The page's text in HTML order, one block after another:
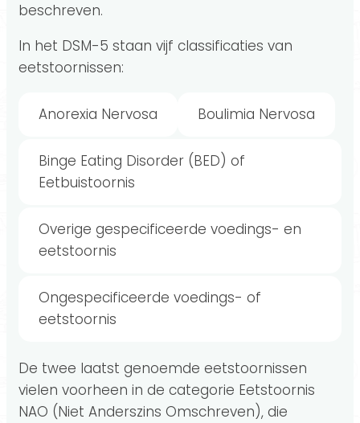
beschreven.
In het DSM-5 staan vijf classificaties van
eetstoornissen:
Anorexia Nervosa Boulimia Nervosa
Binge Eating Disorder (BED) of
Eetbuistoornis
Overige gespecificeerde voedings- en
eetstoornis
Ongespecificeerde voedings- of
eetstoornis
De twee laatst genoemde eetstoornissen
vielen voorheen in de categorie Eetstoornis
NAO (Niet Anderszins Omschreven), die